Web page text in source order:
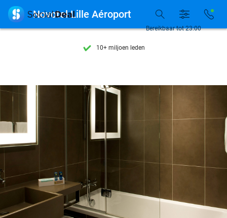
7 dagen per week beschikbaar
10+ miljoen leden
7 dagen per week beschikbaar
Bereikbaar tot 23:00
 Novotel Lille Aéroport